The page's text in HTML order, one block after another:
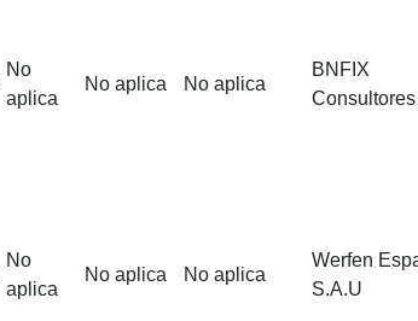
No
aplica
No aplica No aplica
BNFIX
No
aplica
No aplica No aplica
Werfen
S.A.U